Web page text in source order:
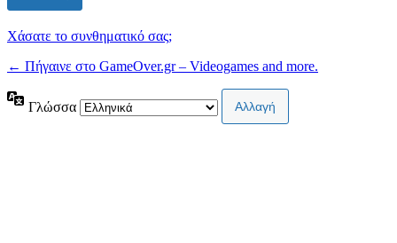
Χάσατε το συνθηματικό σας;
← Πήγαινε στο GameOver.gr – Videogames and more.
Γλώσσα